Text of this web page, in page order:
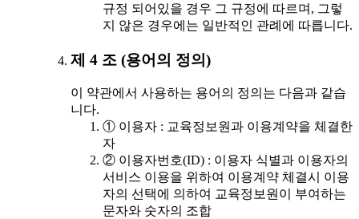
규정 되어있을 경우 그 규정에 따르며, 그렇
지 않은 경우에는 일반적인 관례에 따릅니다.
제 4 조 (용어의 정의)
이 약관에서 사용하는 용어의 정의는 다음과 같습
니다.
① 이용자 : 교육정보원과 이용계약을 체결한
자
② 이용자번호(ID) : 이용자 식별과 이용자의
서비스 이용을 위하여 이용계약 체결시 이용
자의 선택에 의하여 교육정보원이 부여하는
문자와 숫자의 조합